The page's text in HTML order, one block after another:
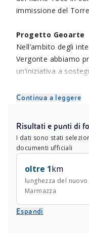
immissione del
Progetto Geoarte
Nell’ambito degli
Vergonte abbiamo
un’iniziativa a
territorio in
Venezia, ha
progettuali della
patrimonio
minimo anche le
Continua a leggere
Risultati e punti di
I dati sono stati
documenti ufficiali
oltre 1km
lunghezza del
Marmazza
Espandi